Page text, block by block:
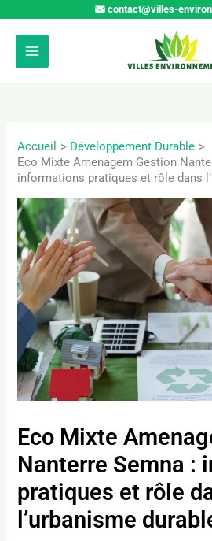
contenu
contact@villes-
Accueil
Développement Durable
Eco Mixte Amenagem Gestion
informations pratiques et rôle dans
Eco Mixte
Nanterre Semna :
pratiques et rôle
l’urbanisme